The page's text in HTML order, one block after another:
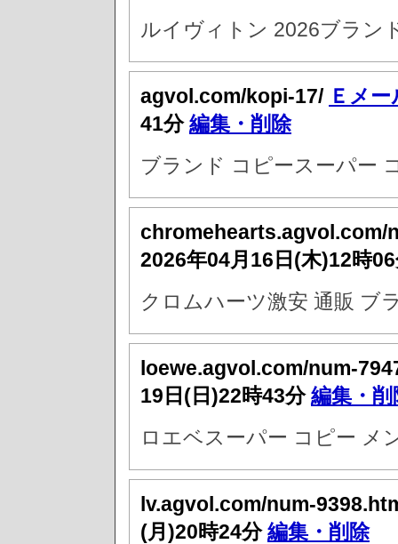
ルイヴィトン 2026ブラン
agvol.com/kopi-17/ Ｅメー
41分編集・削除
ブランド コピースーパー
chromehearts.agvol.com/
2026年04月16日(木)12時
クロムハーツ激安 通販 ブ
loewe.agvol.com/num-
19日(日)22時43分編集・削
ロエベスーパー コピー メ
lv.agvol.com/num-
(月)20時24分編集・削除